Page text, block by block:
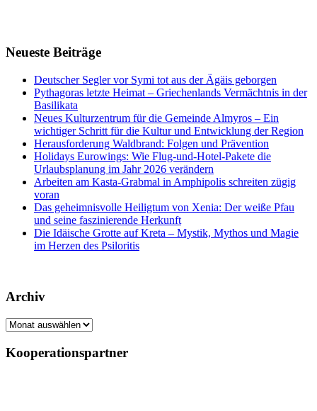
Neueste Beiträge
Deutscher Segler vor Symi tot aus der Ägäis geborgen
Pythagoras letzte Heimat – Griechenlands Vermächtnis in der
Basilikata
Neues Kulturzentrum für die Gemeinde Almyros – Ein
wichtiger Schritt für die Kultur und Entwicklung der Region
Herausforderung Waldbrand: Folgen und Prävention
Holidays Eurowings: Wie Flug-und-Hotel-Pakete die
Urlaubsplanung im Jahr 2026 verändern
Arbeiten am Kasta-Grabmal in Amphipolis schreiten zügig
voran
Das geheimnisvolle Heiligtum von Xenia: Der weiße Pfau
und seine faszinierende Herkunft
Die Idäische Grotte auf Kreta – Mystik, Mythos und Magie
im Herzen des Psiloritis
Archiv
Archiv
Kooperationspartner